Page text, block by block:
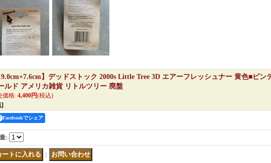
】デッドストック 2000s Little Tree 3D エアーフレッシュナー 黄色■ビン
ルド アメリカ雑貨 リトルツリー 廃盤
価格: 4,400円(税込)
]
Facebookでシェア
: